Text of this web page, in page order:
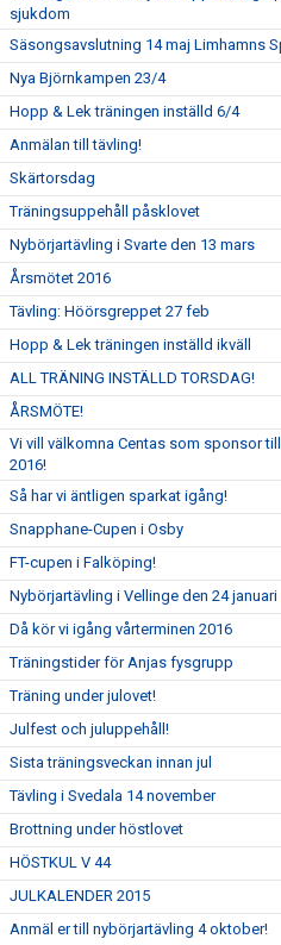
sjukdom
Säsongsavslutning 14 maj Limhamns
Nya Björnkampen 23/4
Hopp & Lek träningen inställd 6/4
Anmälan till tävling!
Skärtorsdag
Träningsuppehåll påsklovet
Nybörjartävling i Svarte den 13 mars
Årsmötet 2016
Tävling: Höörsgreppet 27 feb
Hopp & Lek träningen inställd ikväll
ALL TRÄNING INSTÄLLD TORSDAG!
ÅRSMÖTE!
Vi vill välkomna Centas som sponsor
2016!
Så har vi äntligen sparkat igång!
Snapphane-Cupen i Osby
FT-cupen i Falköping!
Nybörjartävling i Vellinge den 24 januari
Då kör vi igång vårterminen 2016
Träningstider för Anjas fysgrupp
Träning under julovet!
Julfest och juluppehåll!
Sista träningsveckan innan jul
Tävling i Svedala 14 november
Brottning under höstlovet
HÖSTKUL V 44
JULKALENDER 2015
Anmäl er till nybörjartävling 4 oktober!